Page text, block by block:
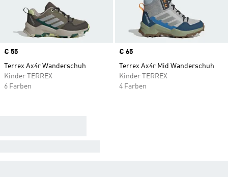
Price
€ 55
Terrex Ax4r Wanderschuh
Kinder TERREX
6 Farben
Price
€ 65
Terrex Ax4r Mid Wanderschuh
Kinder TERREX
4 Farben